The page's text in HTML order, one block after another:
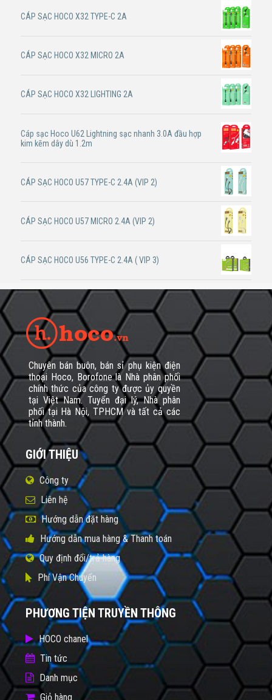
CÁP SẠC HOCO X32 TYPE-C 2A
CÁP SẠC HOCO X32 MICRO 2A
CÁP SẠC HOCO X32 LIGHTING 2A
Cáp sạc Hoco U62 Lightning sạc nhanh 3.0A đầu hợp
kim kẽm dây dù 1.2m
CÁP SẠC HOCO U57 TYPE-C 2.4A (VIP 2)
CÁP SẠC HOCO U57 MICRO 2.4A (VIP 2)
CÁP SẠC HOCO U56 TYPE-C 2.4A ( VIP 3)
Chuyên bán buôn, bán sỉ phụ kiện điện
thoại Hoco, Borofone là Nhà phân phối
chính thức của công ty được ủy quyền
tại Việt Nam. Tuyển đại lý, Nhà phân
phối tại Hà Nội, TPHCM và tất cả các
tỉnh thành.
GIỚI THIỆU
Công ty
Liên hệ
Hướng dẫn đặt hàng
Hướng dẫn mua hàng & Thanh toán
Quy định đổi/trả hàng
Phí Vận Chuyển
PHƯƠNG TIỆN TRUYỀN THÔNG
HOCO chanel
Tin tức
Danh mục
Giỏ hàng